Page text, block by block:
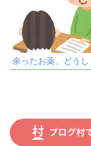
余ったお薬、どうし